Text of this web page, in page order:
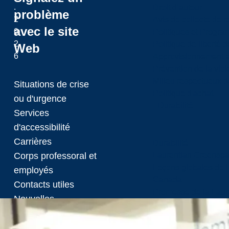
problème
avec le site
Web
Situations de crise
ou d'urgence
Services
d'accessibilité
Carrières
Corps professoral et
employés
Contacts utiles
Nouvelles
.
2
0
2
6